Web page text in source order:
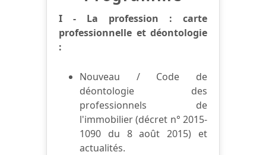
I - La profession : carte
professionnelle et déontologie
:
Nouveau / Code de
déontologie des
professionnels de
l'immobilier (décret n° 2015-
1090 du 8 août 2015) et
actualités.